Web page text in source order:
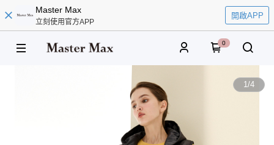
Master Max
立刻使用官方APP
開啟APP
0
1/4